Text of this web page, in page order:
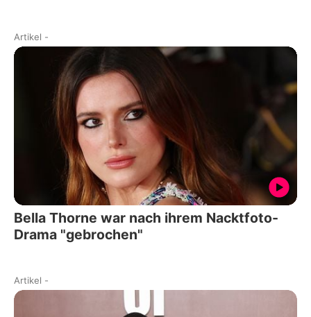
Artikel -
Bella Thorne war nach ihrem Nacktfoto-
Drama "gebrochen"
Artikel -